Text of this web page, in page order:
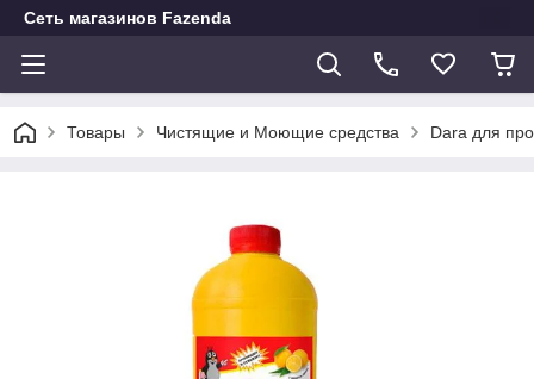
Сеть магазинов Fazenda
Товары Чистящие и Моющие средства Dara для